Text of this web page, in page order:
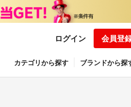
ログイン 会員登
カテゴリから探す ブランドから探